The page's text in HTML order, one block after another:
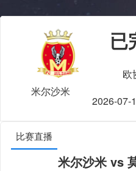
米尔沙米
已
欧
2026-07-
比赛直播
米尔沙米 vs